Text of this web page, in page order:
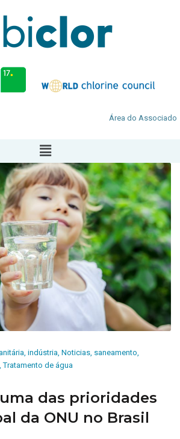
Área do Associado
, indústria, Noticias, saneamento,
,Tratamento de água
das prioridades
da ONU no Brasil